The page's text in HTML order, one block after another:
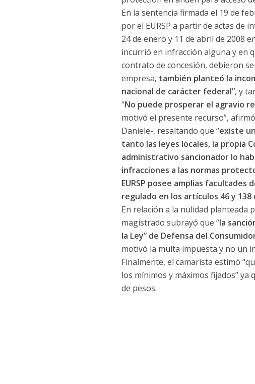
En la sentencia firmada el 19 de
por el EURSP a partir de actas de
24 de enero y 11 de abril de 2008
incurrió en infracción alguna y en
contrato de concesión, debieron
empresa, también planteó la
nacional de carácter federal”, y
“No puede prosperar el agravio
motivó el presente recurso”,
Daniele-, resaltando que “existe
tanto las leyes locales, la propia
administrativo sancionador lo
infracciones a las normas
EURSP posee amplias
regulado en los artículos 46 y
En relación a la nulidad planteada
magistrado subrayó que “la
la Ley” de Defensa del
motivó la multa impuesta y no un
Finalmente, el camarista estimó
los mínimos y máximos fijados” ya
de pesos.